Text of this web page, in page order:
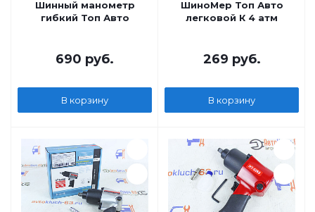
Шинный манометр
гибкий Топ Авто
690 руб.
В корзину
ШиноМер Топ Авто
легковой К 4 атм
269 руб.
В корзину